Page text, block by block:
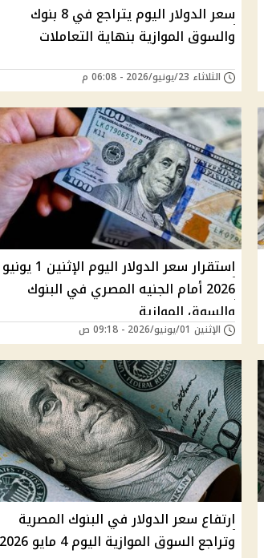
سعر الدولار اليوم يتراجع في 8 بنوك
والسوق الموازية بنهاية التعاملات
الثلاثاء 23/يونيو/2026 - 06:08 م
استقرار سعر الدولار اليوم الإثنين 1 يونيو
2026 أمام الجنيه المصري في البنوك
والسوق الموازية
الإثنين 01/يونيو/2026 - 09:18 ص
ارتفاع سعر الدولار في البنوك المصرية
وتراجع السوق الموازية اليوم 4 مايو 2026